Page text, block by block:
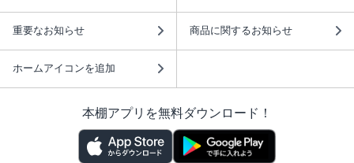
重要なお知らせ 商品に関するお知らせ
ホームアイコンを追加
本棚アプリを無料ダウンロード！